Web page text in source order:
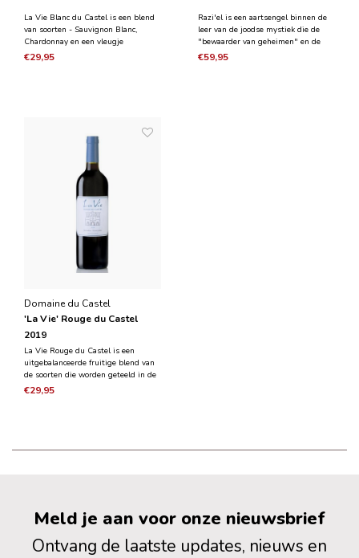
La Vie Blanc du Castel is een blend
van soorten - Sauvignon Blanc,
Chardonnay en een vleugje
Gewurztraminer. De wijn ondergaat
een lange fermentatieperiode, onder
€29,95
Razi'el is een aartsengel binnen de
leer van de joodse mystiek die de
"bewaarder van geheimen" en de
"engel van mysteriën" is. Razi'el is
een blend van Syrah en Carignan. De
€59,95
Domaine du Castel
'La Vie' Rouge du Castel
2019
La Vie Rouge du Castel is een
uitgebalanceerde fruitige blend van
de soorten die worden geteeld in de
wijngaarden van de heuvels van
€29,95
Meld je aan voor onze nieuwsbrief
Ontvang de laatste updates, nieuws en